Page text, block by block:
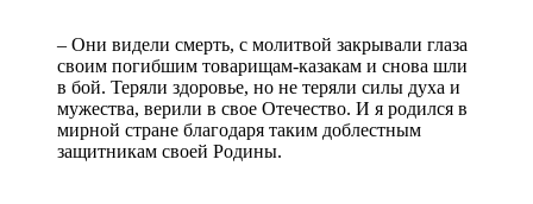
– Они видели смерть, с молитвой закрывали глаза
своим погибшим товарищам-казакам и снова шли
в бой. Теряли здоровье, но не теряли силы духа и
мужества, верили в свое Отечество. И я родился в
мирной стране благодаря таким доблестным
защитникам своей Родины.